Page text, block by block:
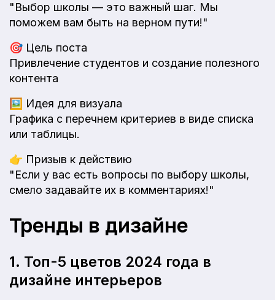
"Выбор школы — это важный шаг. Мы
поможем вам быть на верном пути!"
🎯 Цель поста
Привлечение студентов и создание полезного
контента
🖼️ Идея для визуала
Графика с перечнем критериев в виде списка
или таблицы.
👉 Призыв к действию
"Если у вас есть вопросы по выбору школы,
смело задавайте их в комментариях!"
Тренды в дизайне
1. Топ-5 цветов 2024 года в
дизайне интерьеров